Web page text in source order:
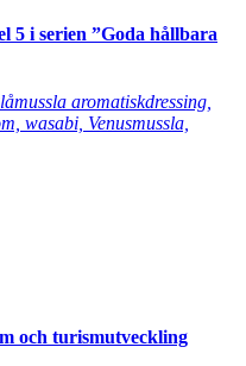
5 i serien ”Goda hållbara
aromatiskdressing,
wasabi, Venusmussla,
och turismutveckling